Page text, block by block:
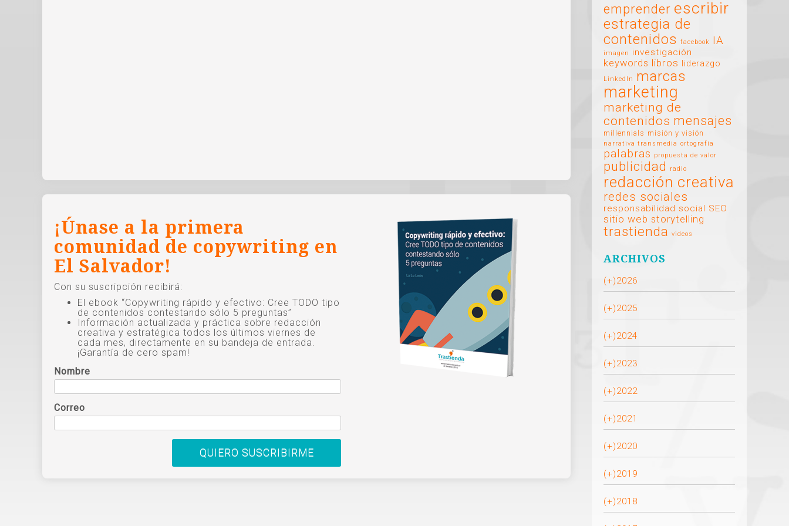
¡Únase a la primera
comunidad de copywriting en
El Salvador!
Con su suscripción recibirá:
El ebook “Copywriting rápido y efectivo: Cree TODO tipo
de contenidos contestando sólo 5 preguntas”
Información actualizada y práctica sobre redacción
creativa y estratégica todos los últimos viernes de
cada mes, directamente en su bandeja de entrada.
¡Garantía de cero spam!
Nombre
Correo
emprender escribir
estrategia de
contenidos
facebook IA
imagen investigación
keywords libros liderazgo
LinkedIn marcas
marketing
marketing de
contenidos mensajes
millennials misión y visión
narrativa transmedia ortografía
palabras propuesta de valor
publicidad radio
redacción creativa
redes sociales
responsabilidad social SEO
sitio web storytelling
trastienda videos
ARCHIVOS
(+)2026
(+)2025
(+)2024
(+)2023
(+)2022
(+)2021
(+)2020
(+)2019
(+)2018